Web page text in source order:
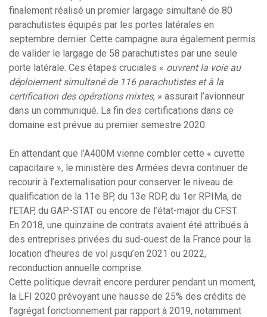
finalement réalisé un premier largage simultané de 80
parachutistes équipés par les portes latérales en
septembre dernier. Cette campagne aura également permis
de valider le largage de 58 parachutistes par une seule
porte latérale. Ces étapes cruciales « ouvrent la voie au
déploiement simultané de 116 parachutistes et à la
certification des opérations mixtes, » assurait l’avionneur
dans un communiqué. La fin des certifications dans ce
domaine est prévue au premier semestre 2020.
En attendant que l’A400M vienne combler cette « cuvette
capacitaire », le ministère des Armées devra continuer de
recourir à l’externalisation pour conserver le niveau de
qualification de la 11e BP, du 13e RDP, du 1er RPIMa, de
l’ETAP, du GAP-STAT ou encore de l’état-major du CFST.
En 2018, une quinzaine de contrats avaient été attribués à
des entreprises privées du sud-ouest de la France pour la
location d’heures de vol jusqu’en 2021 ou 2022,
reconduction annuelle comprise.
Cette politique devrait encore perdurer pendant un moment,
la LFI 2020 prévoyant une hausse de 25% des crédits de
l’agrégat fonctionnement par rapport à 2019, notamment